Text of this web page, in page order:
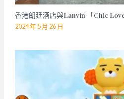
香港朗廷酒店與Lanvin 「Chic
2024 年 5 月 26 日